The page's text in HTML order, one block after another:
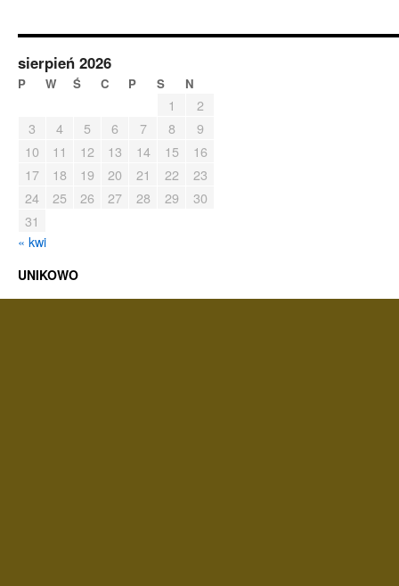
sierpień 2026
P W Ś C P S N
1
2
3
4 5 6 7 8
9
10
11 12 13 14 15
16
17
18 19 20 21 22
23
24
25 26 27 28 29
30
31
« kwi
UNIKOWO